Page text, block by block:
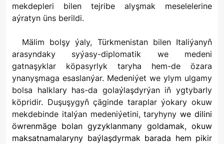
mekdepleri bilen tejribe alyşmak meselelerine
aýratyn üns berildi.
Mälim bolşy ýaly, Türkmenistan bilen Italiýanyň
arasyndaky syýasy-diplomatik we medeni
gatnaşyklar köpasyrlyk taryha hem-de özara
ynanyşmaga esaslanýar. Medeniýet we ylym ulgamy
bolsa halklary has-da golaýlaşdyrýan iň ygtybarly
köpridir. Duşuşygyň çäginde taraplar ýokary okuw
mekdebinde italýan medeniýetini, taryhynywe dilini
öwrenmäge bolan gyzyklanmany goldamak, okuw
maksatnamalaryny baýlaşdyrmak barada hem pikir